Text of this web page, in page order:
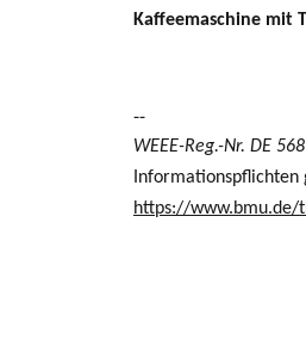
Kaffeemaschine mit
--
WEEE-Reg.-Nr. DE
Informationspflichten
https://